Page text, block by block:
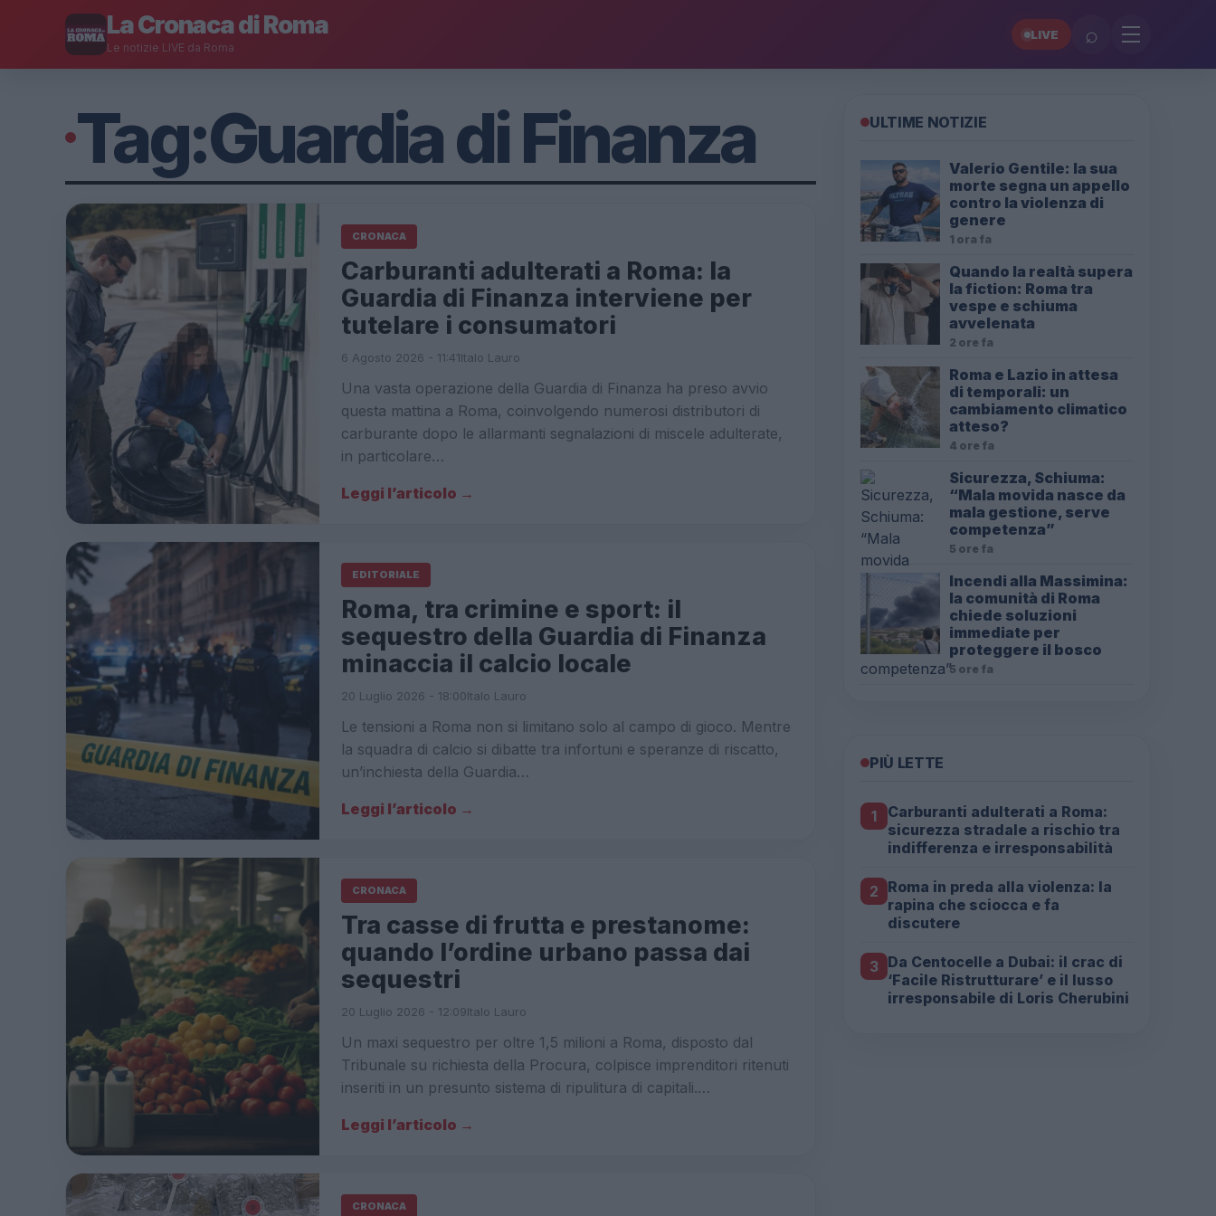
La Cronaca di Roma
Le notizie LIVE da Roma
LIVE ⌕
Tag:Guardia di Finanza
CRONACA
Carburanti adulterati a Roma: la
Guardia di Finanza interviene per
tutelare i consumatori
6 Agosto 2026 - 11:41Italo Lauro
Una vasta operazione della Guardia di Finanza ha preso avvio
questa mattina a Roma, coinvolgendo numerosi distributori di
carburante dopo le allarmanti segnalazioni di miscele adulterate,
in particolare…
Leggi l’articolo →
EDITORIALE
Roma, tra crimine e sport: il
sequestro della Guardia di Finanza
minaccia il calcio locale
20 Luglio 2026 - 18:00Italo Lauro
Le tensioni a Roma non si limitano solo al campo di gioco. Mentre
la squadra di calcio si dibatte tra infortuni e speranze di riscatto,
un’inchiesta della Guardia…
Leggi l’articolo →
CRONACA
Tra casse di frutta e prestanome:
quando l’ordine urbano passa dai
sequestri
20 Luglio 2026 - 12:09Italo Lauro
Un maxi sequestro per oltre 1,5 milioni a Roma, disposto dal
Tribunale su richiesta della Procura, colpisce imprenditori ritenuti
inseriti in un presunto sistema di ripulitura di capitali.…
Leggi l’articolo →
CRONACA
ULTIME NOTIZIE
Valerio Gentile: la sua
morte segna un appello
contro la violenza di
genere
1 ora fa
Quando la realtà supera
la fiction: Roma tra
vespe e schiuma
avvelenata
2 ore fa
Roma e Lazio in attesa
di temporali: un
cambiamento climatico
atteso?
4 ore fa
Sicurezza, Schiuma:
“Mala movida nasce da
mala gestione, serve
competenza”
5 ore fa
Incendi alla Massimina:
la comunità di Roma
chiede soluzioni
immediate per
proteggere il bosco
5 ore fa
PIÙ LETTE
1
Carburanti adulterati a Roma:
sicurezza stradale a rischio tra
indifferenza e irresponsabilità
2 Roma in preda alla violenza: la
rapina che sciocca e fa
discutere
3 Da Centocelle a Dubai: il crac di
‘Facile Ristrutturare’ e il lusso
irresponsabile di Loris Cherubini